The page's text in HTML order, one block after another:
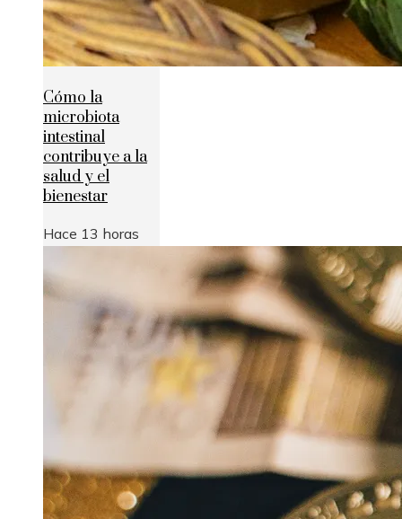
Cómo la
microbiota
intestinal
contribuye a la
salud y el
bienestar
Hace 13 horas